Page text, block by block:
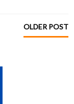
OLDER POST